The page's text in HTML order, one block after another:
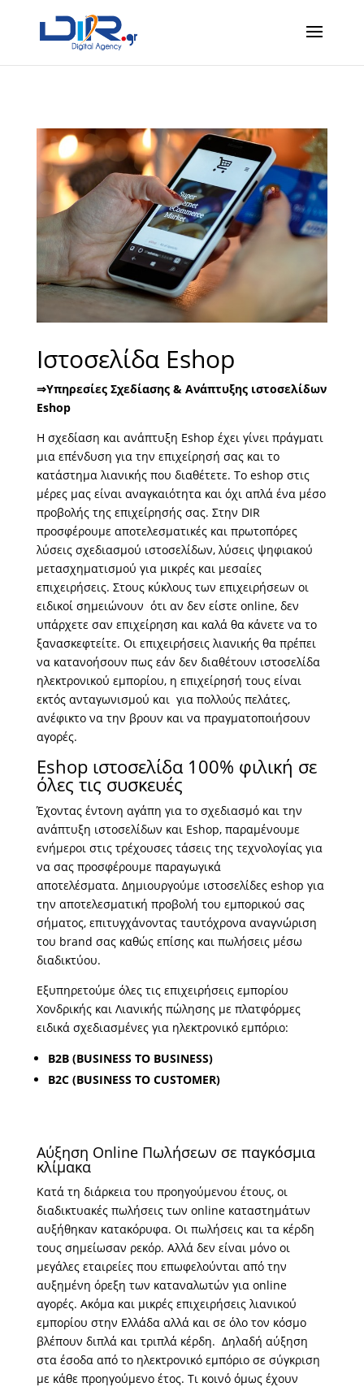
Ιστοσελίδα Eshop
⇒Υπηρεσίες Σχεδίασης & Ανάπτυξης ιστοσελίδων
Eshop
Η σχεδίαση και ανάπτυξη Eshop έχει γίνει πράγματι
μια επένδυση για την επιχείρησή σας και το
κατάστημα λιανικής που διαθέτετε. Το eshop στις
μέρες μας είναι αναγκαιότητα και όχι απλά ένα μέσο
προβολής της επιχείρησής σας. Στην DIR
προσφέρουμε αποτελεσματικές και πρωτοπόρες
λύσεις σχεδιασμού ιστοσελίδων, λύσεις ψηφιακού
μετασχηματισμού για μικρές και μεσαίες
επιχειρήσεις. Στους κύκλους των επιχειρήσεων οι
ειδικοί σημειώνουν ότι αν δεν είστε online, δεν
υπάρχετε σαν επιχείρηση και καλά θα κάνετε να το
ξανασκεφτείτε. Οι επιχειρήσεις λιανικής θα πρέπει
να κατανοήσουν πως εάν δεν διαθέτουν ιστοσελίδα
ηλεκτρονικού εμπορίου, η επιχείρησή τους είναι
εκτός ανταγωνισμού και για πολλούς πελάτες,
ανέφικτο να την βρουν και να πραγματοποιήσουν
αγορές.
Eshop ιστοσελίδα 100% φιλική σε
όλες τις συσκευές
Έχοντας έντονη αγάπη για το σχεδιασμό και την
ανάπτυξη ιστοσελίδων και Eshop, παραμένουμε
ενήμεροι στις τρέχουσες τάσεις της τεχνολογίας για
να σας προσφέρουμε παραγωγικά
αποτελέσματα. Δημιουργούμε ιστοσελίδες eshop για
την αποτελεσματική προβολή του εμπορικού σας
σήματος, επιτυγχάνοντας ταυτόχρονα αναγνώριση
του brand σας καθώς επίσης και πωλήσεις μέσω
διαδικτύου.
Εξυπηρετούμε όλες τις επιχειρήσεις εμπορίου
Χονδρικής και Λιανικής πώλησης με πλατφόρμες
ειδικά σχεδιασμένες για ηλεκτρονικό εμπόριο:
B2B (BUSINESS TO BUSINESS)
B2C (BUSINESS TO CUSTOMER)
Αύξηση Online Πωλήσεων σε παγκόσμια
κλίμακα
Κατά τη διάρκεια του προηγούμενου έτους, οι
διαδικτυακές πωλήσεις των online καταστημάτων
αυξήθηκαν κατακόρυφα. Οι πωλήσεις και τα κέρδη
τους σημείωσαν ρεκόρ. Αλλά δεν είναι μόνο οι
μεγάλες εταιρείες που επωφελούνται από την
αυξημένη όρεξη των καταναλωτών για online
αγορές. Ακόμα και μικρές επιχειρήσεις λιανικού
εμπορίου στην Ελλάδα αλλά και σε όλο τον κόσμο
βλέπουν διπλά και τριπλά κέρδη. Δηλαδή αύξηση
στα έσοδα από το ηλεκτρονικό εμπόριο σε σύγκριση
με κάθε προηγούμενο έτος. Τι κοινό όμως έχουν